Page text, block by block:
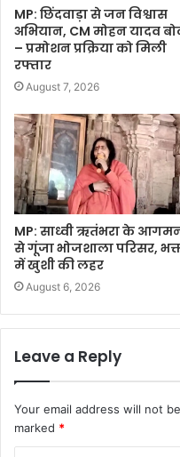
MP: छिंदवाड़ा से जन विश्वास
अभियान, CM मोहन यादव
– प्रमोशन प्रक्रिया को मिली
रफ्तार
August 7, 2026
MP: साध्वी ऋतंभरा के
से गूंजा भोजशाला परिसर,
में खुशी की लहर
August 6, 2026
Leave a Reply
Your email address will not
marked *